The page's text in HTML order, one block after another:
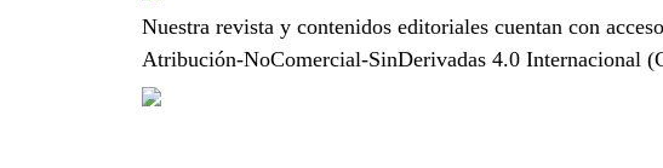
Nuestra revista y contenidos editoriales cuentan con
Atribución-NoComercial-SinDerivadas 4.0 Internacional